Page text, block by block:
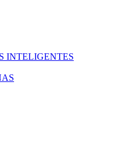
INTELIGENTES